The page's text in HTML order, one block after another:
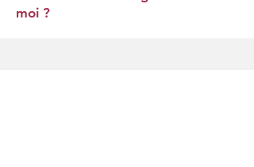
moi ?